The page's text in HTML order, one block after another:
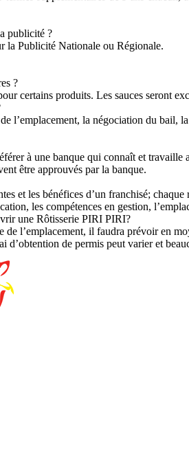
publicité ?
la Publicité Nationale ou Régionale.
?
certains produits. Les sauces seront
l’emplacement, la négociation du bail,
à une banque qui connaît et
être approuvés par la banque.
et les bénéfices d’un franchisé;
les compétences en gestion,
une Rôtisserie PIRI PIRI?
l’emplacement, il faudra prévoir en
d’obtention de permis peut varier et